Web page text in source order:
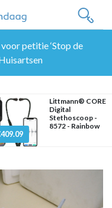
petitie ‘Stop de
Littmann® CORE
Digital
Stethoscoop -
8572 - Rainbow